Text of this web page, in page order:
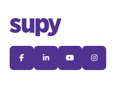
   